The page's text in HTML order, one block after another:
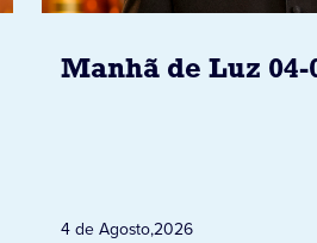
Manhã de Luz 04-
4 de Agosto,2026